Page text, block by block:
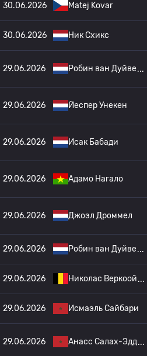
30.06.2026 Matej Kovar
30.06.2026 Ник Схикс
29.06.2026 Робин ван Дуйве
29.06.2026 Йеспер Унекен
29.06.2026 Исак Бабади
29.06.2026 Адамо Нагало
29.06.2026 Джоэл Дроммел
29.06.2026 Робин ван Дуйве
29.06.2026 Николас Веркоой
29.06.2026 Исмаэль Сайбари
29.06.2026 Анасс Салах-Эдд